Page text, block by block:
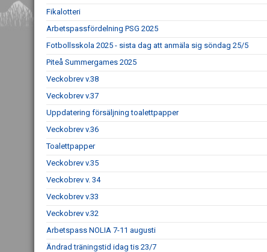
Fikalotteri
Arbetspassfördelning PSG 2025
Fotbollsskola 2025 - sista dag att anmäla sig söndag 25/5
Piteå Summergames 2025
Veckobrev v.38
Veckobrev v.37
Uppdatering försäljning toalettpapper
Veckobrev v.36
Toalettpapper
Veckobrev v.35
Veckobrev v. 34
Veckobrev v.33
Veckobrev v.32
Arbetspass NOLIA 7-11 augusti
Ändrad träningstid idag tis 23/7